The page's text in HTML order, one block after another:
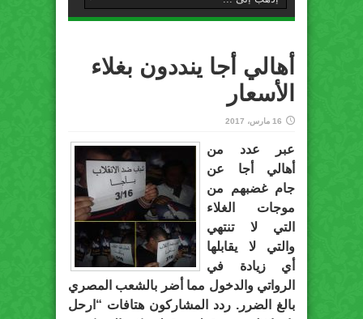
أهالي أجا ينددون بغلاء
الأسعار
16 مارس، 2017
عبر عدد من
أهالي أجا عن
جام غضبهم من
موجات الغلاء
التي لا تنتهي
والتي لا يقابلها
أي زيادة في
الرواتي والدخول مما أضر بالشعب المصري
بالغ الضرر. ردد المشاركون هتافات “ارحل